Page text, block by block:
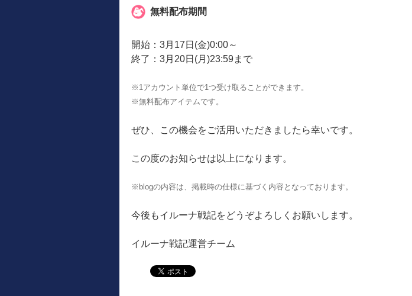
無料配布期間
開始：3月17日(金)0:00～
終了：3月20日(月)23:59まで
※1アカウント単位で1つ受け取ることができます。
※無料配布アイテムです。
ぜひ、この機会をご活用いただきましたら幸いです。
この度のお知らせは以上になります。
※blogの内容は、掲載時の仕様に基づく内容となっております。
今後もイルーナ戦記をどうぞよろしくお願いします。
イルーナ戦記運営チーム